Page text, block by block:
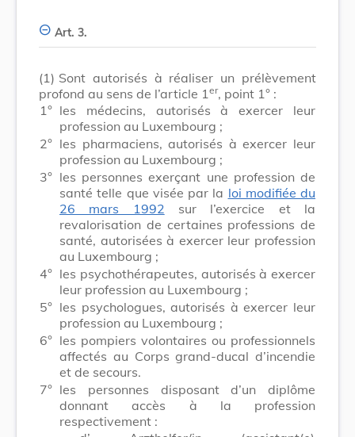
Art. 3.
(1) Sont autorisés à réaliser un prélèvement
profond au sens de l’article 1 er, point 1° :
1° les médecins, autorisés à exercer leur
profession au Luxembourg ;
2° les pharmaciens, autorisés à exercer leur
profession au Luxembourg ;
3° les personnes exerçant une profession de
santé telle que visée par la loi modifiée du
26 mars 1992 sur l’exercice et la
revalorisation de certaines professions de
santé, autorisées à exercer leur profession
au Luxembourg ;
4° les psychothérapeutes, autorisés à exercer
leur profession au Luxembourg ;
5° les psychologues, autorisés à exercer leur
profession au Luxembourg ;
6° les pompiers volontaires ou professionnels
affectés au Corps grand-ducal d’incendie
et de secours.
7° les personnes disposant d’un diplôme
donnant accès à la profession
respectivement :